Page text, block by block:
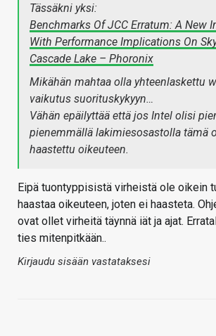
Tässäkni yksi:
Benchmarks Of JCC Erratum: A New
With Performance Implications On
Cascade Lake – Phoronix
Mikähän mahtaa olla yhteenlaskettu
vaikutus suorituskykyyn…
Vähän epäilyttää että jos Intel olisi
pienemmällä lakimiesosastolla tämä
haastettu oikeuteen.
Eipä tuontyppisistä virheistä ole oikein
haastaa oikeuteen, joten ei haasteta.
ovat ollet virheitä täynnä iät ja ajat.
ties mitenpitkään..
Kirjaudu sisään vastataksesi